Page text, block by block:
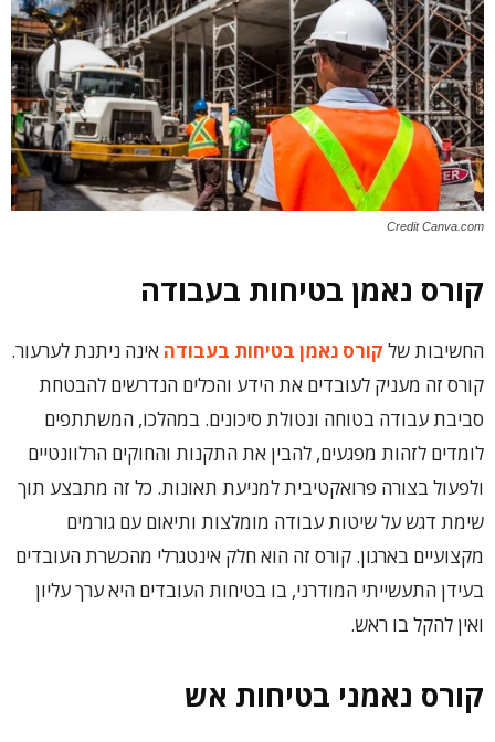
Credit Canva.com
קורס נאמן בטיחות בעבודה
החשיבות של קורס נאמן בטיחות בעבודה אינה ניתנת לערעור.
קורס זה מעניק לעובדים את הידע והכלים הנדרשים להבטחת
סביבת עבודה בטוחה ונטולת סיכונים. במהלכו, המשתתפים
לומדים לזהות מפגעים, להבין את התקנות והחוקים הרלוונטיים
ולפעול בצורה פרואקטיבית למניעת תאונות. כל זה מתבצע תוך
שימת דגש על שיטות עבודה מומלצות ותיאום עם גורמים
מקצועיים בארגון. קורס זה הוא חלק אינטגרלי מהכשרת העובדים
בעידן התעשייתי המודרני, בו בטיחות העובדים היא ערך עליון
ואין להקל בו ראש.
קורס נאמני בטיחות אש